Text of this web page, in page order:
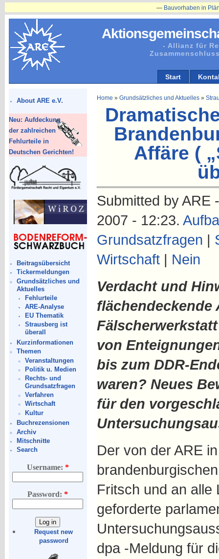
- Allianz für
Start
About ARE e.V.
Neu: Aufdeckung
der zahlreichen
Fehlurteile in
Deutschen Gerichten!
Beitragsübersicht
Tickermeldungen
Grundsätzliches und
Aktuelles
Fehlurteile
ARE-Analyse
EU Thematik
Strausberg ist
überall
Kurzinformationen
Themen
Veranstaltungen
Politik u. Medien
Rechts- und
Grundsatzfragen
Verfahren
Wirtschaft
Kultur
Buchrezensionen
Archiv
Mitschnitte
Search
Username: *
Password:*
Request new
password
Bauvorhaben in Plänitz betr.
Home » Grundsätzliches und Aktuelles»
Affäre (
Submitted by ARE
2007 - 12:23.
Grundsatzfragen |
Wirtschaft| Nein
Verdacht und
flächendeckende
von
bis zum DDR-
waren? Neues
für den
Der von der ARE
Fritsch und an alle
geforderte
dpa -Meldung für